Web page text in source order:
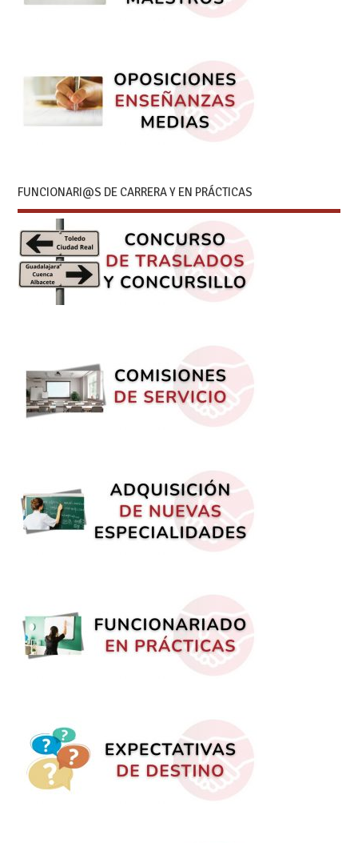
FUNCIONARI@S DE CARRERA Y EN PRÁCTICAS